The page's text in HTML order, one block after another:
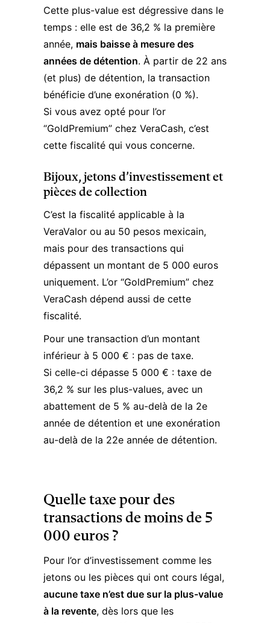
Cette plus-value est dégressive dans le
temps : elle est de 36,2 % la première
année, mais baisse à mesure des
années de détention. À partir de 22 ans
(et plus) de détention, la transaction
bénéficie d’une exonération (0 %).
Si vous avez opté pour l’or
“GoldPremium” chez VeraCash, c’est
cette fiscalité qui vous concerne.
Bijoux, jetons d’investissement et
pièces de collection
C’est la fiscalité applicable à la
VeraValor ou au 50 pesos mexicain,
mais pour des transactions qui
dépassent un montant de 5 000 euros
uniquement. L’or “GoldPremium” chez
VeraCash dépend aussi de cette
fiscalité.
Pour une transaction d’un montant
inférieur à 5 000 € : pas de taxe.
Si celle-ci dépasse 5 000 € : taxe de
36,2 % sur les plus-values, avec un
abattement de 5 % au-delà de la 2e
année de détention et une exonération
au-delà de la 22e année de détention.
Quelle taxe pour des
transactions de moins de 5
000 euros ?
Pour l’or d’investissement comme les
jetons ou les pièces qui ont cours légal,
aucune taxe n’est due sur la plus-value
à la revente, dès lors que les